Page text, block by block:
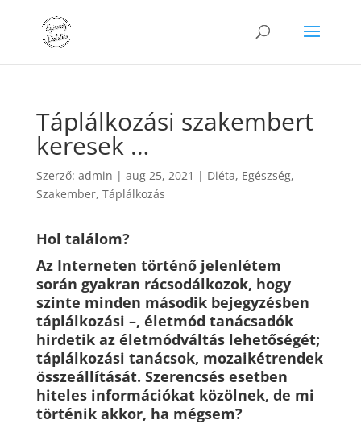
Táplálkozási szakembert
keresek …
Szerző: admin | aug 25, 2021 | Diéta, Egészség,
Szakember, Táplálkozás
Hol találom?
Az Interneten történő jelenlétem
során gyakran rácsodálkozok, hogy
szinte minden második bejegyzésben
táplálkozási –, életmód tanácsadók
hirdetik az életmódváltás lehetőségét;
táplálkozási tanácsok, mozaikétrendek
összeállítását. Szerencsés esetben
hiteles információkat közölnek, de mi
történik akkor, ha mégsem?